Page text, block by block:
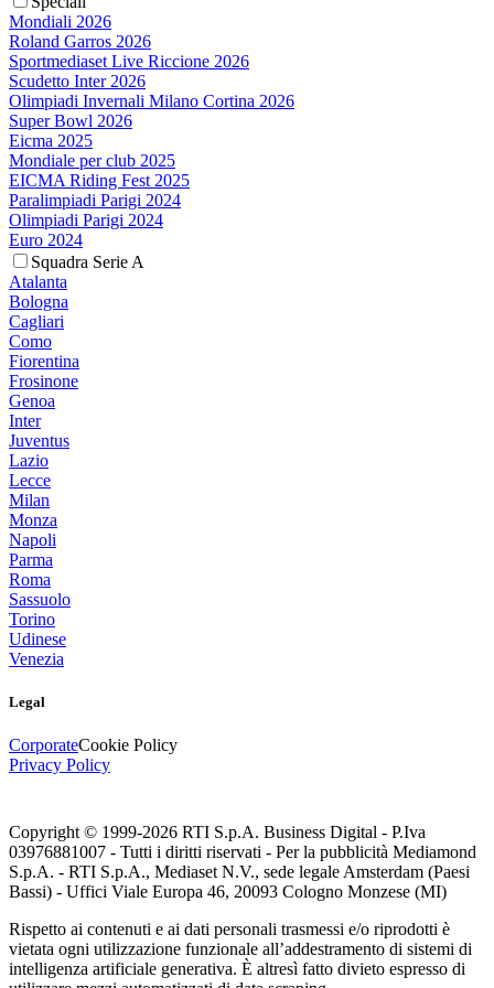
Mondiali 2026
Roland Garros 2026
Sportmediaset Live Riccione 2026
Scudetto Inter 2026
Olimpiadi Invernali Milano Cortina 2026
Super Bowl 2026
Eicma 2025
Mondiale per club 2025
EICMA Riding Fest 2025
Paralimpiadi Parigi 2024
Olimpiadi Parigi 2024
Euro 2024
Squadra Serie A
Atalanta
Bologna
Cagliari
Como
Fiorentina
Frosinone
Genoa
Inter
Juventus
Lazio
Lecce
Milan
Monza
Napoli
Parma
Roma
Sassuolo
Torino
Udinese
Venezia
Legal
CorporateCookie Policy
Privacy Policy
Copyright © 1999-2026 RTI S.p.A. Business Digital - P.Iva
03976881007 - Tutti i diritti riservati - Per la pubblicità Mediamond
S.p.A. - RTI S.p.A., Mediaset N.V., sede legale Amsterdam (Paesi
Bassi) - Uffici Viale Europa 46, 20093 Cologno Monzese (MI)
Rispetto ai contenuti e ai dati personali trasmessi e/o riprodotti è
vietata ogni utilizzazione funzionale all’addestramento di sistemi di
intelligenza artificiale generativa. È altresì fatto divieto espresso di